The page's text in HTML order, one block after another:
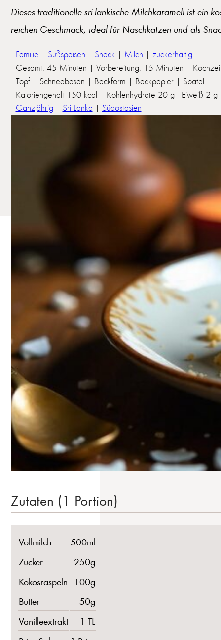
Dieses traditionelle sri-lankische Milchkaramell ist ein
reichen Geschmack, ideal für Naschkatzen und als
Familie | Süßspeisen | Snack| Milch | zuckerhaltig
Gesamt: 45 Minuten | Vorbereitung: 15 Minuten |
Topf | Schneebesen | Backform | Backpapier | Spatel
Kaloriengehalt 150 kcal | Kohlenhydrate 20 g| Eiweiß 2
Ganzjährig | Sri Lanka | Südostasien
Zutaten (1 Portion)
Vollmilch
500ml
Zucker
250g
Kokosraspeln
100g
Butter
50g
Vanilleextrakt
1 TL